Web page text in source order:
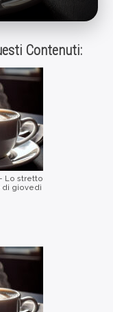
Contenuti:
Lo stretto
di giovedì